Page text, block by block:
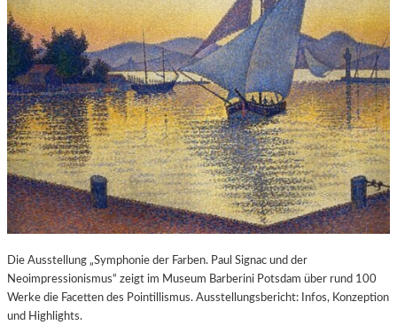
Die Ausstellung „Symphonie der Farben. Paul Signac und der
Neoimpressionismus“ zeigt im Museum Barberini Potsdam über rund 100
Werke die Facetten des Pointillismus. Ausstellungsbericht: Infos, Konzeption
und Highlights.